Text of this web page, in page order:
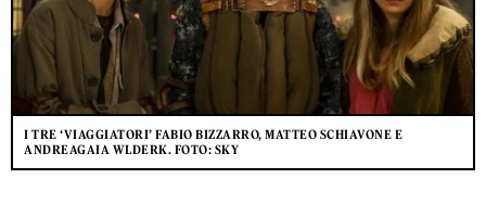
I TRE ‘VIAGGIATORI’ FABIO BIZZARRO, MATTEO SCHIAVONE E
ANDREAGAIA WLDERK. FOTO: SKY